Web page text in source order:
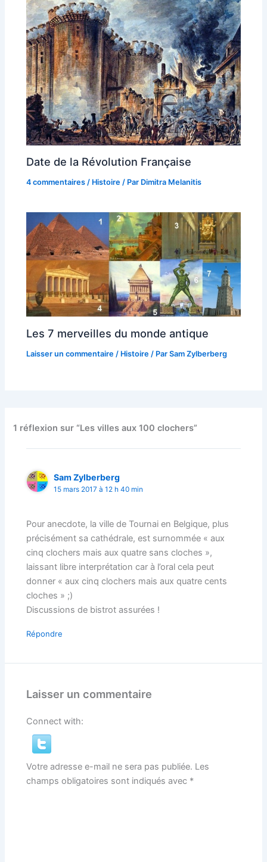
Date de la Révolution Française
4 commentaires / Histoire / Par Dimitra Melanitis
Les 7 merveilles du monde antique
Laisser un commentaire / Histoire / ParSam Zylberberg
1 réflexion sur “Les villes aux 100 clochers”
Sam Zylberberg
15 mars 2017 à 12 h 40 min
Pour anecdote, la ville de Tournai en Belgique, plus
précisément sa cathédrale, est surnommée « aux
cinq clochers mais aux quatre sans cloches »,
laissant libre interprétation car à l’oral cela peut
donner « aux cinq clochers mais aux quatre cents
cloches » ;)
Discussions de bistrot assurées !
Répondre
Laisser un commentaire
Connect with:
Votre adresse e-mail ne sera pas publiée. Les
champs obligatoires sont indiqués avec *